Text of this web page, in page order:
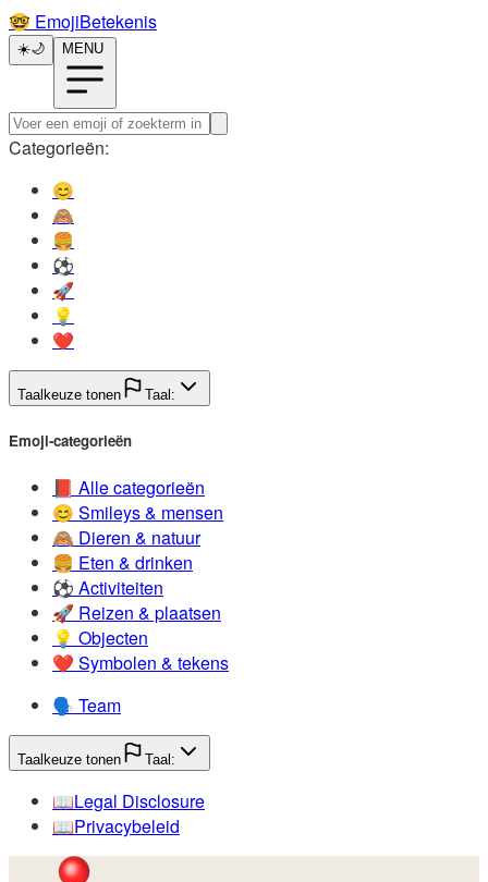
🤓️ EmojiBetekenis
☀️🌙 MENU
Categorieën:
😊️
🙈️
🍔️
⚽️
🚀️
💡️
❤️
Taalkeuze tonen Taal:
Emoji-categorieën
📕️ Alle categorieën
😊️ Smileys & mensen
🙈️ Dieren & natuur
🍔️ Eten & drinken
⚽️ Activiteiten
🚀️ Reizen & plaatsen
💡️ Objecten
❤️ Symbolen & tekens
🗣️ Team
Taalkeuze tonen Taal:
📖️Legal Disclosure
📖️Privacybeleid